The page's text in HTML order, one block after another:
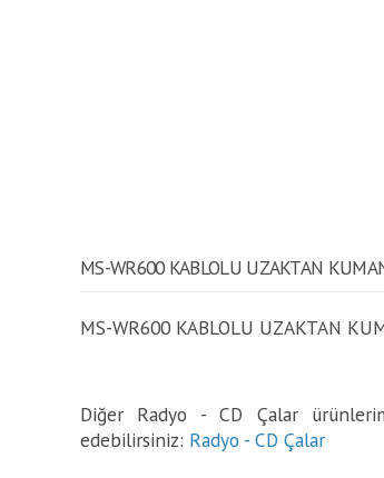
MS-WR600 KABLOLU UZAKTAN
MS-WR600 KABLOLU UZAKTAN
Diğer Radyo - CD Çalar
edebilirsiniz: Radyo - CD Çalar